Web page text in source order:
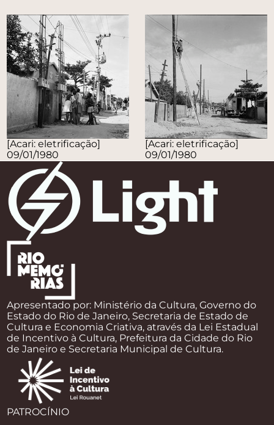
[Acari: eletrificação]
09/01/1980
[Acari: eletrificação]
09/01/1980
Apresentado por: Ministério da Cultura, Governo do
Estado do Rio de Janeiro, Secretaria de Estado de
Cultura e Economia Criativa, através da Lei Estadual
de Incentivo à Cultura, Prefeitura da Cidade do Rio
de Janeiro e Secretaria Municipal de Cultura.
PATROCÍNIO